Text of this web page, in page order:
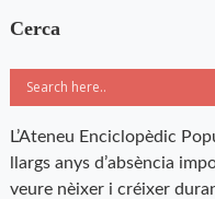
Cerca
L’Ateneu Enciclopèdic
llargs anys d’absència
veure nèixer i créixer